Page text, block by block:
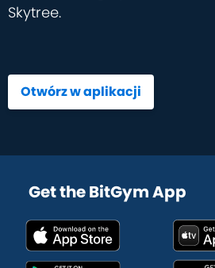
Skytree.
Otwórz w aplikacji
Get the BitGym App